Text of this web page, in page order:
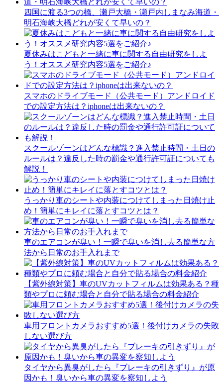
四国に渡る3つの橋、瀬戸大橋・瀬戸内しまなみ海道・
明石海峡大橋どれが安くて早いの？
夏休みはこどもと一緒に車に関する自由研究をしよ
う！オススメ研究内容5選をご紹介♪
スマホのドライブモード（公共モード）アンドロイド
での設定方法は？iphoneは出来ないの？
スクールゾーンはどんな標識？進入禁止時間・土日の
ルールは？違反した時の罰金や通行許可証についても
解説！
うっかり車のシートや内装につけてしまった日焼け止
め！簡単にキレイに落とすコツとは？
車のエアコンが臭い！一瞬で臭いを消し去る簡単な方
法から日常のお手入れまで
【紫外線対策】車のUVカットフィルムは効果ある？種
類やプロに頼む場合と自分で貼る場合の料金紹介
車用フロントカメラおすすめ5選！後付けカメラの失敗
しない選び方
タイヤから異臭がしたら『ブレーキの引きずり』が原
因かも！臭いから車の異変を察知しよう